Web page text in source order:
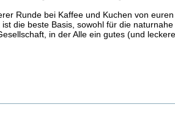
Runde bei Kaffee und Kuchen von
die beste Basis, sowohl für die naturnahe
in der Alle ein gutes (und